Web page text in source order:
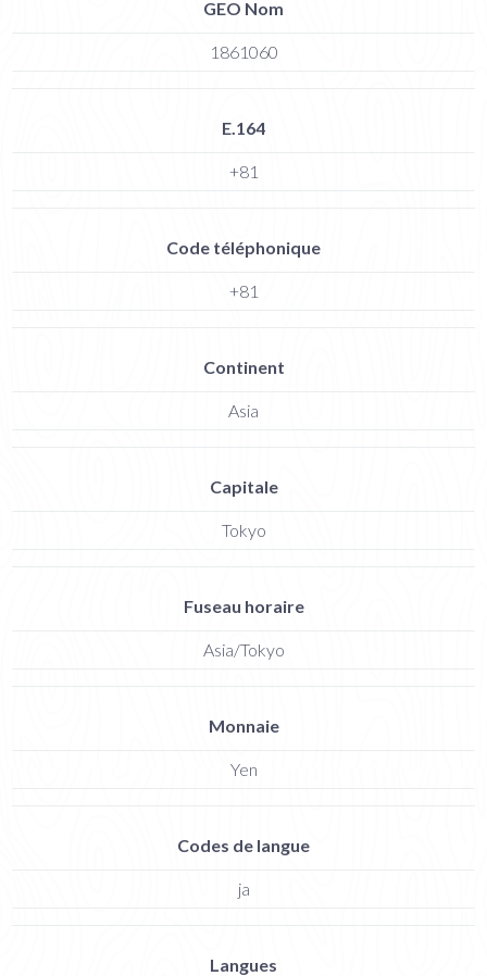
GEO Nom
1861060
E.164
+81
Code téléphonique
+81
Continent
Asia
Capitale
Tokyo
Fuseau horaire
Asia/Tokyo
Monnaie
Yen
Codes de langue
ja
Langues